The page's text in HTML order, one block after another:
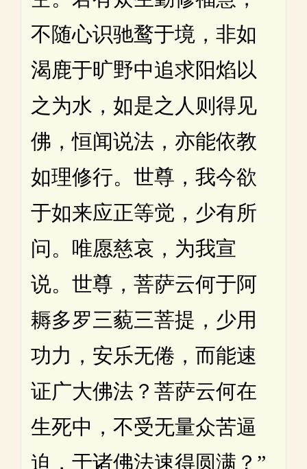
不随心识驰鹜于境，非如
渴鹿于旷野中追求阳焰以
之为水，如是之人则得见
佛，恒闻说法，亦能依教
如理修行。世尊，我今欲
于如来应正等觉，少有所
问。唯愿慈哀，为我宣
说。世尊，菩萨云何于阿
耨多罗三藐三菩提，少用
功力，安乐无倦，而能速
证广大佛法？菩萨云何在
生死中，不受无量众苦逼
迫，于诸佛法速得圆满？”